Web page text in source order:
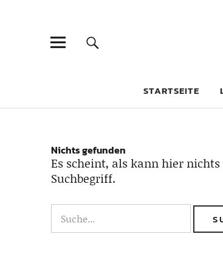
STARTSEITE
Nichts gefunden
Es scheint, als kann hier
Suchbegriff.